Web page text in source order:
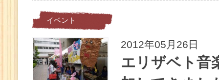
イベント
2012年05月26日
エリザベト音